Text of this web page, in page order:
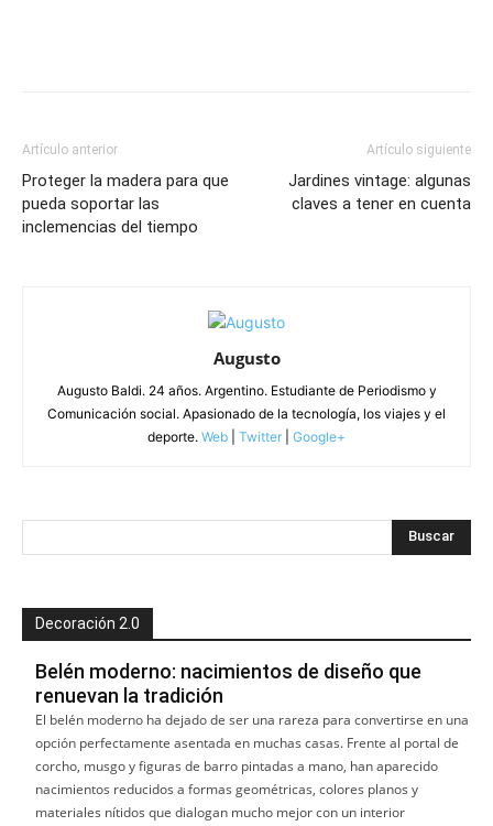
Artículo anterior
Proteger la madera para que
pueda soportar las
inclemencias del tiempo
Artículo siguiente
Jardines vintage: algunas
claves a tener en cuenta
Augusto
Augusto Baldi. 24 años. Argentino. Estudiante de Periodismo y
Comunicación social. Apasionado de la tecnología, los viajes y el
deporte. Web Twitter Google+
Decoración 2.0
Belén moderno: nacimientos de diseño que
renuevan la tradición
El belén moderno ha dejado de ser una rareza para convertirse en una
opción perfectamente asentada en muchas casas. Frente al portal de
corcho, musgo y figuras de barro pintadas a mano, han aparecido
nacimientos reducidos a formas geométricas, colores planos y
materiales nítidos que dialogan mucho mejor con un interior